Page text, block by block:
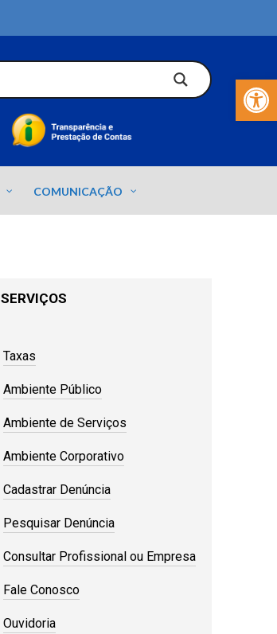
Barra de
COMUNICAÇÃO
SERVIÇOS
Taxas
Ambiente Público
Ambiente de Serviços
Ambiente Corporativo
Cadastrar Denúncia
Pesquisar Denúncia
Consultar Profissional ou Empresa
Fale Conosco
Ouvidoria